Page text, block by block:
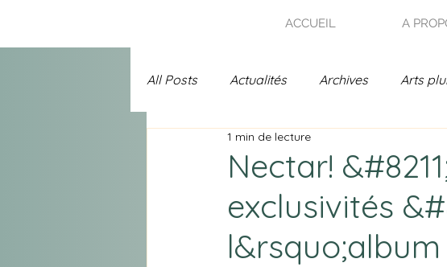
ACCUEIL A
All Posts Actualités Archives Arts
Uncategorized Prix Chanson - Jardin de
A l'affiche Spécial 25 ans - Archives
Nectar!
exclusivités
1 min de lecture